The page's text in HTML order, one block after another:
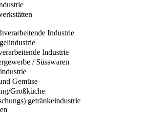
Industrie
Industrie
/ Süsswaren
Gemüse
Großküche
getränkeindustrie